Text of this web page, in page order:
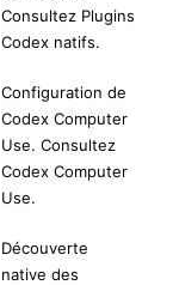
Consultez Plugins
Codex natifs.
Configuration de
Codex Computer
Use. Consultez
Codex Computer
Use.
Découverte
native des